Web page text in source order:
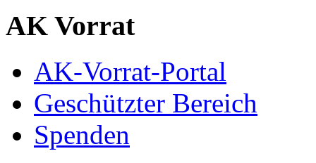
AK Vorrat
AK-Vorrat-Portal
Geschützter Bereich
Spenden